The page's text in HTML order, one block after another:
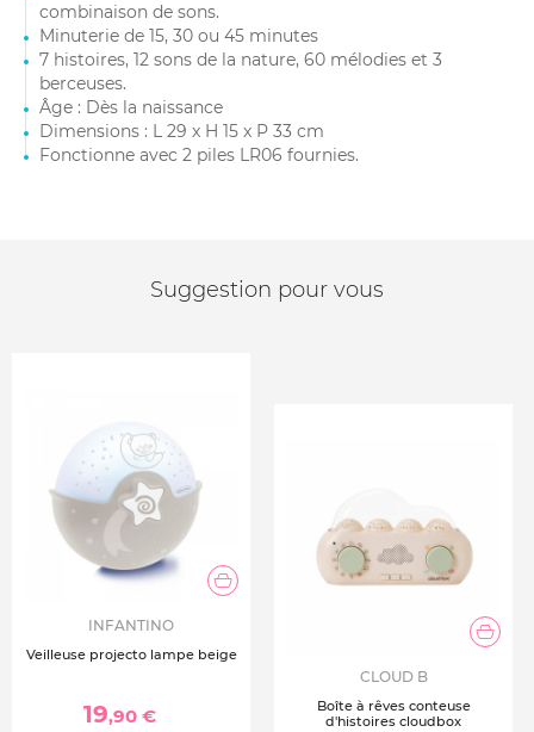
combinaison de sons.
Minuterie de 15, 30 ou 45 minutes
7 histoires, 12 sons de la nature, 60 mélodies et 3
berceuses.
Âge : Dès la naissance
Dimensions : L 29 x H 15 x P 33 cm
Fonctionne avec 2 piles LR06 fournies.
Suggestion pour vous
INFANTINO
Veilleuse projecto lampe beige
19,90 €
CLOUD B
Boîte à rêves conteuse
d'histoires cloudbox